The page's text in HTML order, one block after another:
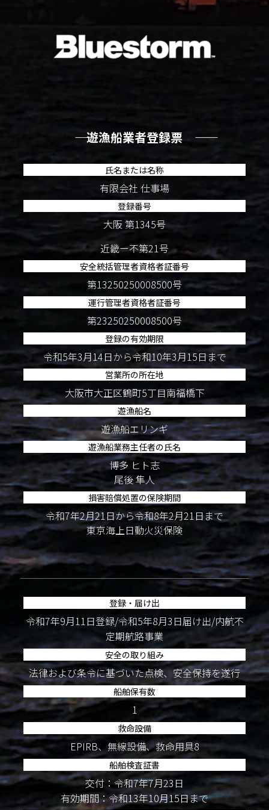
―― 遊漁船業者登録票 ――
氏名または名称
有限会社 仕事場
登録番号
大阪 第1345号
近畿ー不第21号
安全統括管理者資格者証番号
第13250250008500号
運行管理者資格者証番号
第23250250008500号
登録の有効期限
令和5年3月14日から令和10年3月15日まで
営業所の所在地
大阪市大正区鶴町5丁目南福橋下
遊漁船名
遊漁船エリンギ
遊漁船業務主任者の氏名
博多 ヒト志
尾後 隼人
損害賠償処置の保険期間
令和7年2月21日から令和8年2月21日まで
東京海上日動火災保険
登録・届け出
令和7年9月11日登録/令和5年8月3日届け出/内航不
定期航路事業
安全の取り組み
法律および条令に基づいた点検、安全保持を遂行
船舶保有数
1
救命設備
EPIRB、無線設備、救命用具8
船舶検査証書
交付：令和7年7月23日
有効期間：令和13年10月15日まで